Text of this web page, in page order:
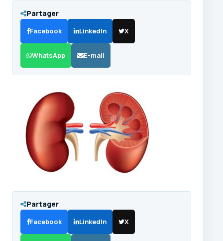
Partager
Facebook LinkedIn X
WhatsApp E-mail
Partager
Facebook LinkedIn X